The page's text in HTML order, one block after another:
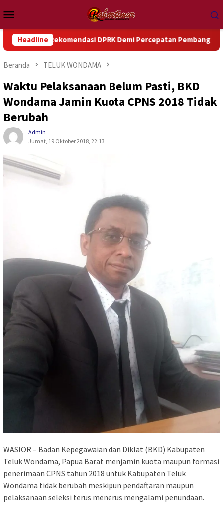
ke
kontenMobile
Headline
Rekomendasi DPRK Demi Percepatan Pembangunan Daerah
Beranda TELUK WONDAMA
Waktu Pelaksanaan Belum Pasti, BKD
Wondama Jamin Kuota CPNS 2018 Tidak
Berubah
Admin
Jumat, 19 Oktober 2018, 22:13
WASIOR – Badan Kepegawaian dan Diklat (BKD) Kabupaten
Teluk Wondama, Papua Barat menjamin kuota maupun formasi
penerimaan CPNS tahun 2018 untuk Kabupaten Teluk
Wondama tidak berubah meskipun pendaftaran maupun
pelaksanaan seleksi terus menerus mengalami penundaan.